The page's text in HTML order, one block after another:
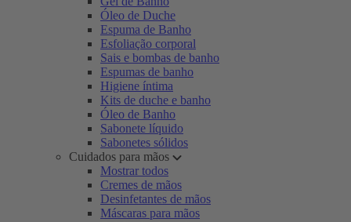
Óleo de Duche
Espuma de Banho
Esfoliação corporal
Sais e bombas de banho
Espumas de banho
Higiene íntima
Kits de duche e banho
Óleo de Banho
Sabonete líquido
Sabonetes sólidos
Cuidados para mãos
Mostrar todos
Cremes de mãos
Desinfetantes de mãos
Máscaras para mãos